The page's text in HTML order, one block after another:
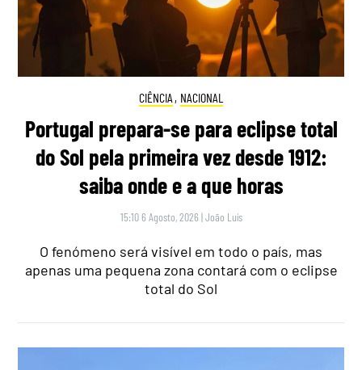
CIÊNCIA , NACIONAL
Portugal prepara-se para eclipse total
do Sol pela primeira vez desde 1912:
saiba onde e a que horas
15:10 6 Agosto, 2026 |João Luís
O fenómeno será visível em todo o país, mas
apenas uma pequena zona contará com o eclipse
total do Sol